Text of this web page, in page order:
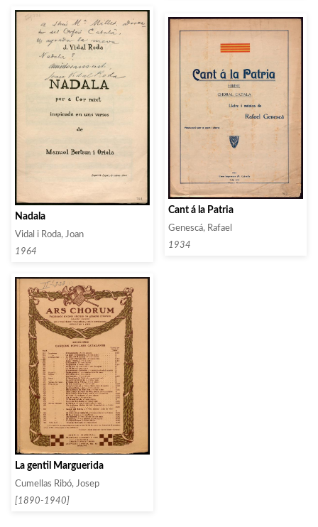
Nadala
Vidal i Roda, Joan
1964
Cant á la Patria
Genescá, Rafael
1934
La gentil Marguerida
Cumellas Ribó, Josep
[1890-1940]